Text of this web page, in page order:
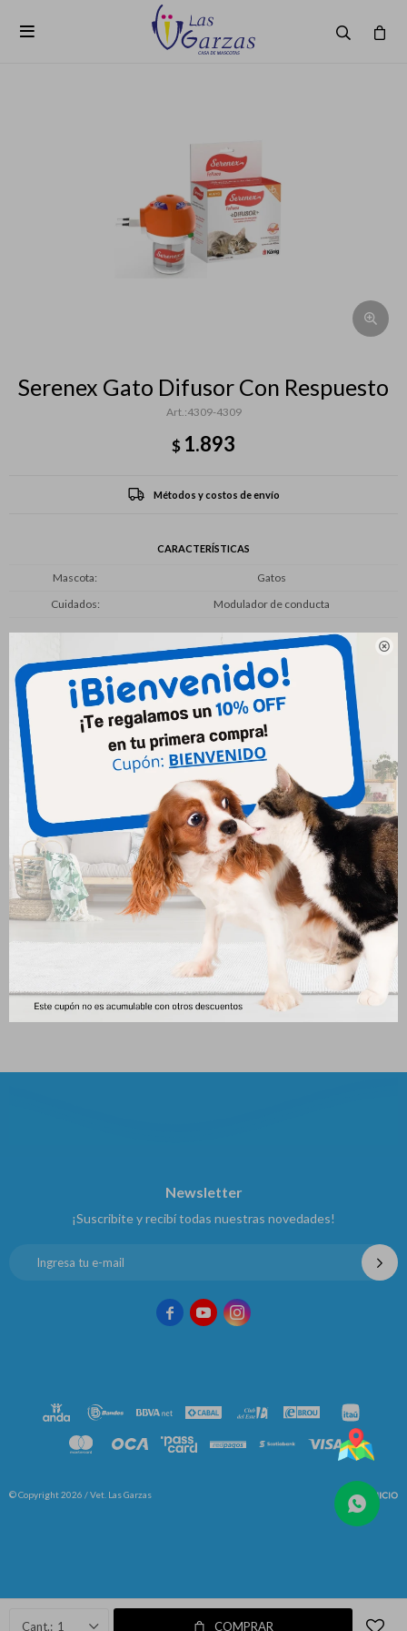


Serenex Gato Difusor Con Respuesto
4309-4309
$ 1.893
1 COMPRAR
Métodos y costos de envío
CARACTERÍSTICAS
Mascota
Gatos
Cuidados
Modulador de conducta
Productos que te pueden interesar
Aquadent Fresh 250ml Frasco
$ 834
Newsletter
¡Suscribite y recibí todas nuestras novedades!
  
© Copyright 2026 / Vet. Las Garzas
Fenicio